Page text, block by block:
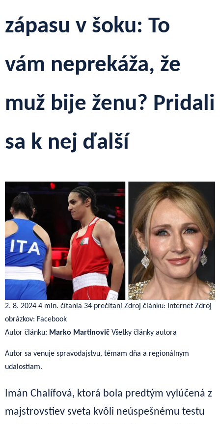
zápasu v šoku: To
vám neprekáža, že
muž bije ženu? Pridali
sa k nej ďalší
2. 8. 2024 4 min. čítania 34 prečítaní Zdroj článku: Internet Zdroj
obrázkov: Facebook
Autor článku: Marko Martinovič Všetky články autora
Autor sa venuje spravodajstvu, témam dňa a regionálnym
udalostiam.
Imán Chalífová, ktorá bola predtým vylúčená z
majstrovstiev sveta kvôli neúspešnému testu